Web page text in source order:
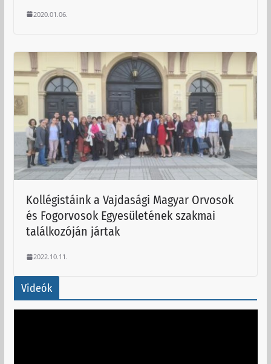
2020.01.06.
Kollégistáink a Vajdasági Magyar Orvosok
és Fogorvosok Egyesületének szakmai
találkozóján jártak
2022.10.11.
Videók